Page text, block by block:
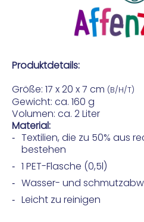
Produktdetails:
Größe: 17 x 20 x 7 cm (B/H/T)
Gewicht: ca. 160 g
Volumen: ca. 2 Liter
Material:
Textilien, die zu 50% aus
bestehen
1 PET-Flasche (0,5l)
Wasser- und
Leicht zu reinigen